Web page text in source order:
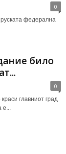
0
федерална
било
0
главниот град
е...